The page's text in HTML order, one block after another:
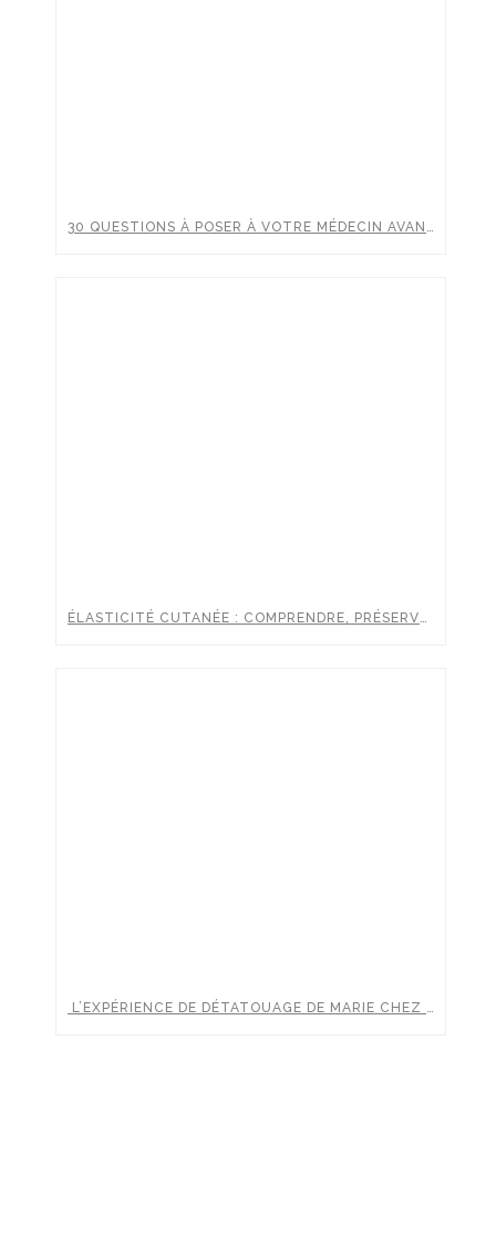
30 QUESTIONS À POSER À VOTRE MÉDECIN AVANT UNE INJECTION D’ACIDE HYALURONIQUE